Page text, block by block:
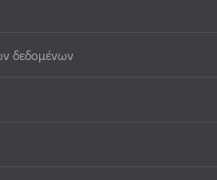
δεδομένων